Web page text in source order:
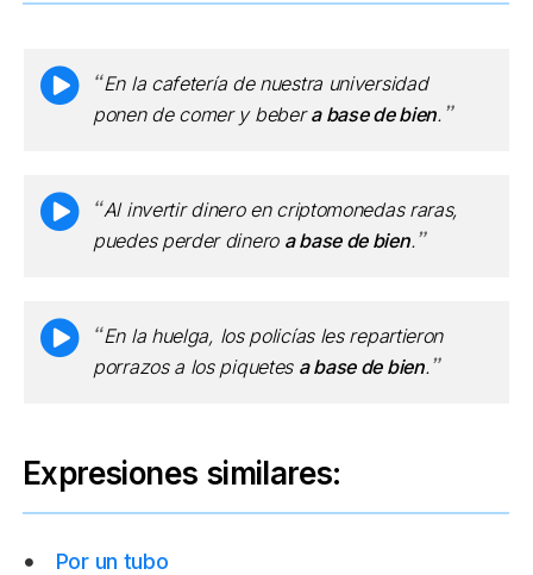
En la cafetería de nuestra universidad
ponen de comer y bebera base de bien.
Al invertir dinero en criptomonedas raras,
puedes perder dinero a base de bien.
En la huelga, los policías les repartieron
porrazos a los piquetes a base de bien.
Expresiones similares:
Por un tubo